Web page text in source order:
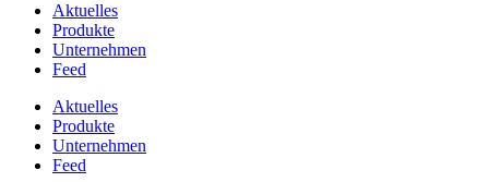
Aktuelles
Produkte
Unternehmen
Feed
Aktuelles
Produkte
Unternehmen
Feed